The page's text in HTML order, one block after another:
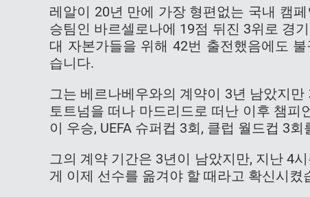
레알이 20년 만에 가장 형편없는 국내 캠
승팀인 바르셀로나에 19점 뒤진 3위로 경
대 자본가들을 위해 42번 출전했음에도
습니다.
그는 베르나베우와의 계약이 3년 남았지
토트넘을 떠나 마드리드로 떠난 이후 챔피
이 우승, UEFA 슈퍼컵 3회, 클럽 월드컵 3
그의 계약 기간은 3년이 남았지만, 지난 4
게 이제 선수를 옮겨야 할 때라고 확신시켰